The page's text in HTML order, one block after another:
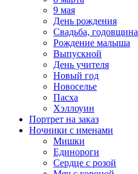
9 мая
День рождения
Свадьба, годовщина
Рождение малыша
Выпускной
День учителя
Новый год
Новоселье
Пасха
Хэллоуин
Портрет на заказ
Ночники с именами
Мишки
Единороги
Сердце с розой